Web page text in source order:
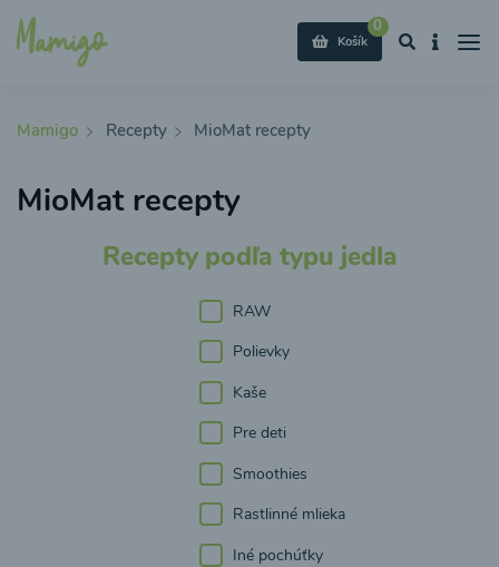
0
Košík
Mamigo Recepty MioMat recepty
MioMat recepty
Recepty podľa typu jedla
RAW
Polievky
Kaše
Pre deti
Smoothies
Rastlinné mlieka
Iné pochúťky